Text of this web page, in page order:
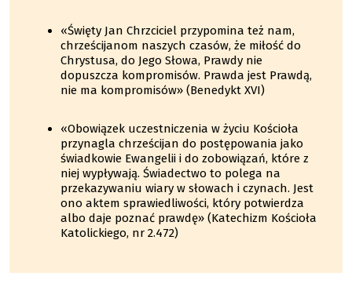
«Święty Jan Chrzciciel przypomina też nam,
chrześcijanom naszych czasów, że miłość do
Chrystusa, do Jego Słowa, Prawdy nie
dopuszcza kompromisów. Prawda jest Prawdą,
nie ma kompromisów» (Benedykt XVI)
«Obowiązek uczestniczenia w życiu Kościoła
przynagla chrześcijan do postępowania jako
świadkowie Ewangelii i do zobowiązań, które z
niej wypływają. Świadectwo to polega na
przekazywaniu wiary w słowach i czynach. Jest
ono aktem sprawiedliwości, który potwierdza
albo daje poznać prawdę» (Katechizm Kościoła
Katolickiego, nr 2.472)